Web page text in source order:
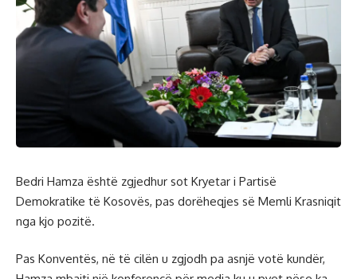
Bedri Hamza është zgjedhur sot Kryetar i Partisë
Demokratike të Kosovës, pas dorëheqjes së Memli Krasniqit
nga kjo pozitë.
Pas Konventës, në të cilën u zgjodh pa asnjë votë kundër,